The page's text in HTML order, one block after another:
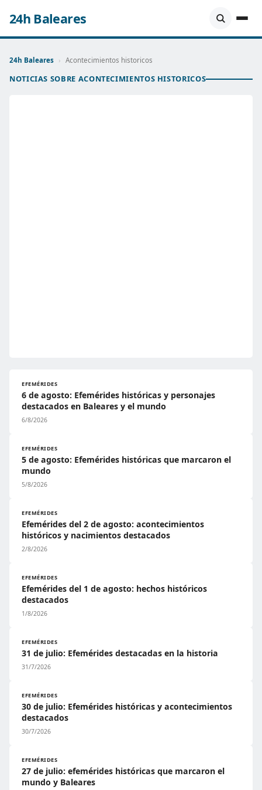
24h Baleares
24h Baleares › Acontecimientos historicos
NOTICIAS SOBRE ACONTECIMIENTOS HISTORICOS
EFEMÉRIDES
6 de agosto: Efemérides históricas y personajes
destacados en Baleares y el mundo
6/8/2026
EFEMÉRIDES
5 de agosto: Efemérides históricas que marcaron el
mundo
5/8/2026
EFEMÉRIDES
Efemérides del 2 de agosto: acontecimientos
históricos y nacimientos destacados
2/8/2026
EFEMÉRIDES
Efemérides del 1 de agosto: hechos históricos
destacados
1/8/2026
EFEMÉRIDES
31 de julio: Efemérides destacadas en la historia
31/7/2026
EFEMÉRIDES
30 de julio: Efemérides históricas y acontecimientos
destacados
30/7/2026
EFEMÉRIDES
27 de julio: efemérides históricas que marcaron el
mundo y Baleares